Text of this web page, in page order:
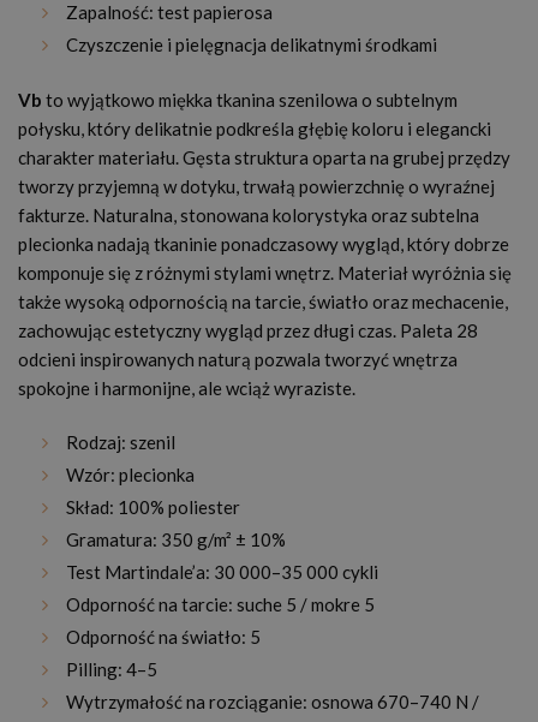
Zapalność: test papierosa
Czyszczenie i pielęgnacja delikatnymi środkami
Vb to wyjątkowo miękka tkanina szenilowa o subtelnym
połysku, który delikatnie podkreśla głębię koloru i elegancki
charakter materiału. Gęsta struktura oparta na grubej przędzy
tworzy przyjemną w dotyku, trwałą powierzchnię o wyraźnej
fakturze. Naturalna, stonowana kolorystyka oraz subtelna
plecionka nadają tkaninie ponadczasowy wygląd, który dobrze
komponuje się z różnymi stylami wnętrz. Materiał wyróżnia się
także wysoką odpornością na tarcie, światło oraz mechacenie,
zachowując estetyczny wygląd przez długi czas. Paleta 28
odcieni inspirowanych naturą pozwala tworzyć wnętrza
spokojne i harmonijne, ale wciąż wyraziste.
Rodzaj: szenil
Wzór: plecionka
Skład: 100% poliester
Gramatura: 350 g/m² ± 10%
Test Martindale’a: 30 000–35 000 cykli
Odporność na tarcie: suche 5 / mokre 5
Odporność na światło: 5
Pilling: 4–5
Wytrzymałość na rozciąganie: osnowa 670–740 N /